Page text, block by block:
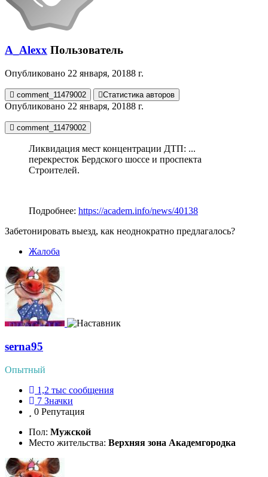
A_Alexx Пользователь
Опубликовано 22 января, 20188 г.
comment_11479002 Статистика авторов
Опубликовано 22 января, 20188 г.
comment_11479002
Ликвидация мест концентрации ДТП: ...
перекресток Бердского шоссе и проспекта
Строителей.
Подробнее: https://academ.info/news/40138
Забетонировать выезд, как неоднократно предлагалось?
Жалоба
serna95
Опытный
1,2 тыс сообщения
7 Значки
0 Репутация
Пол: Мужской
Место жительства: Верхняя зона Академгородка